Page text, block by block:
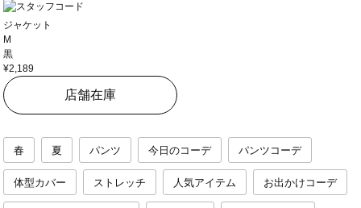
ジャケット
M
黒
¥2,189
店舗在庫
春 夏 パンツ 今日のコーデ パンツコーデ
体型カバー ストレッチ 人気アイテム お出かけコーデ